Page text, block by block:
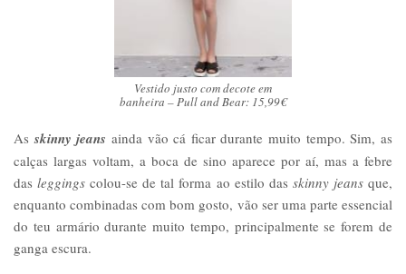
Vestido justo com decote em
banheira – Pull and Bear: 15,99€
As skinny jeans ainda vão cá ficar durante muito tempo. Sim, as
calças largas voltam, a boca de sino aparece por aí, mas a febre
das leggings colou-se de tal forma ao estilo das skinny jeansque,
enquanto combinadas com bom gosto, vão ser uma parte essencial
do teu armário durante muito tempo, principalmente se forem de
ganga escura.